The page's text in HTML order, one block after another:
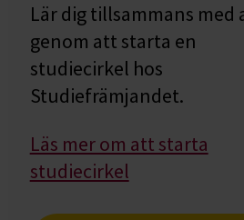
Lär dig tillsammans med
genom att starta en
studiecirkel hos
Studiefrämjandet.
Läs mer om att starta
studiecirkel